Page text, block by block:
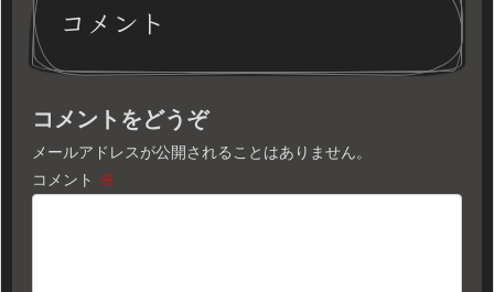
コメント
コメントをどうぞ
メールアドレスが公開されることはありません。
コメント ※